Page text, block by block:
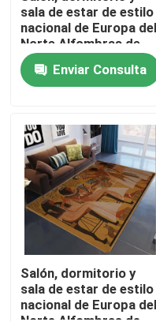
Manta de la
Alfombras del piso
Alfombras del piso
Alfombra de la
Manta de la sala de
Estera del piso de la
sala de estar de estilo
nacional de Europa del
Norte Alfombras de
suelo
Enviar Consulta
Salón, dormitorio y
sala de estar de estilo
nacional de Europa del